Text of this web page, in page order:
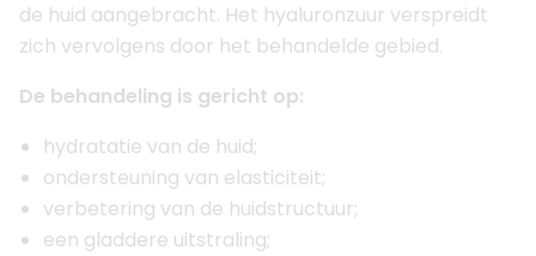
de huid aangebracht. Het hyaluronzuur verspreidt
zich vervolgens door het behandelde gebied.
De behandeling is gericht op:
hydratatie van de huid;
ondersteuning van elasticiteit;
verbetering van de huidstructuur;
een gladdere uitstraling;